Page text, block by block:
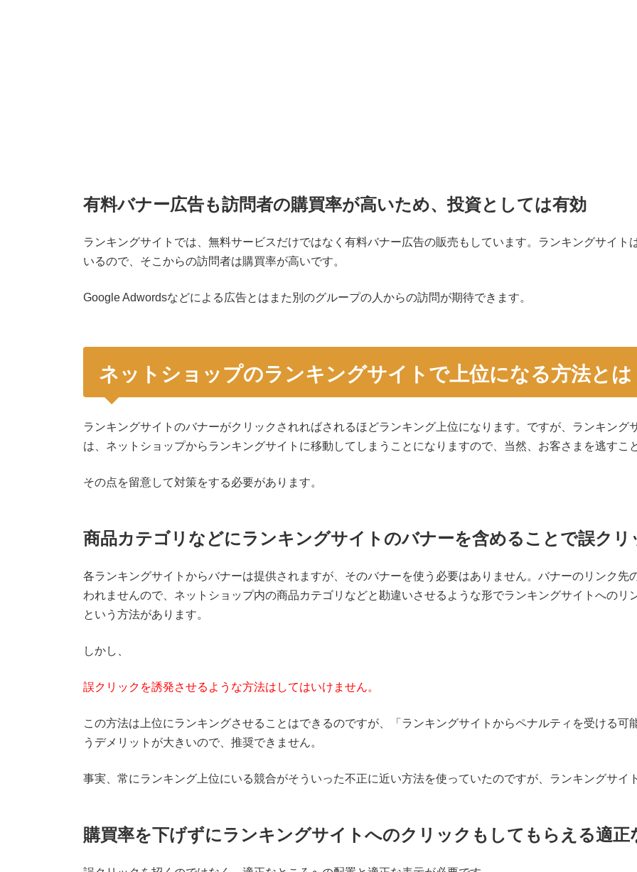
有料バナー広告も訪問者の購買率が高いため、投資としては有効
ランキングサイトでは、無料サービスだけではなく有料バナー広告の販売もしています。ランキングサイ
いるので、そこからの訪問者は購買率が高いです。
Google Adwordsなどによる広告とはまた別のグループの人からの訪問が期待できます。
ネットショップのランキングサイトで上位になる方法と
ランキングサイトのバナーがクリックされればされるほどランキング上位になります。ですが、ランキン
は、ネットショップからランキングサイトに移動してしまうことになりますので、当然、お客さまを逃すこ
その点を留意して対策をする必要があります。
商品カテゴリなどにランキングサイトのバナーを含めることで誤ク
各ランキングサイトからバナーは提供されますが、そのバナーを使う必要はありません。バナーのリンク
われませんので、ネットショップ内の商品カテゴリなどと勘違いさせるような形でランキングサイトへの
という方法があります。
しかし、
誤クリックを誘発させるような方法はしてはいけません。
この方法は上位にランキングさせることはできるのですが、「ランキングサイトからペナルティを受ける
うデメリットが大きいので、推奨できません。
事実、常にランキング上位にいる競合がそういった不正に近い方法を使っていたのですが、ランキングサイ
購買率を下げずにランキングサイトへのクリックもしてもらえる適正